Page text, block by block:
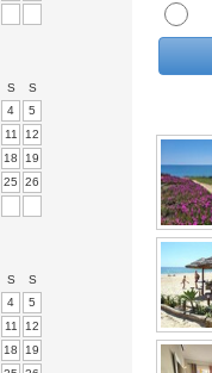
S
S
4
5
11
12
18
19
25
26
S
S
4
5
11
12
18
19